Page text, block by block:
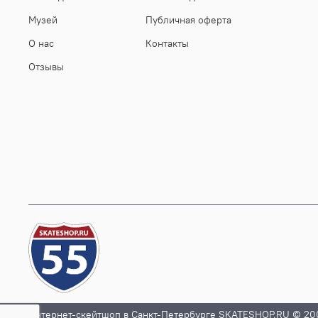
Музей
О нас
Отзывы
Публичная оферта
Контакты
Интернет-скейтшоп в Санкт-Петербурге SKATESHOP.RU